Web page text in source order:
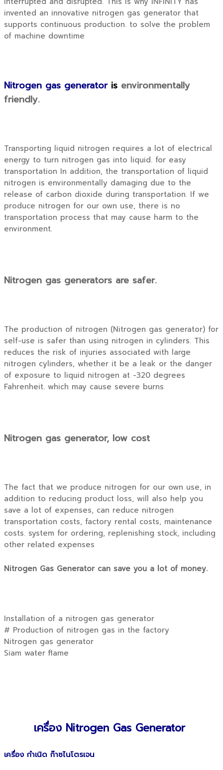
invented an innovative nitrogen gas generator that
supports continuous production. to solve the problem
of machine downtime
Nitrogen gas generatoris environmentally
friendly.
Transporting liquid nitrogen requires a lot of electrical
energy to turn nitrogen gas into liquid. for easy
transportation In addition, the transportation of liquid
nitrogen is environmentally damaging due to the
release of carbon dioxide during transportation. If we
produce nitrogen for our own use, there is no
transportation process that may cause harm to the
environment.
Nitrogen gas generators are safer.
The production of nitrogen (Nitrogen gas generator) for
self-use is safer than using nitrogen in cylinders. This
reduces the risk of injuries associated with large
nitrogen cylinders, whether it be a leak or the danger
of exposure to liquid nitrogen at -320 degrees
Fahrenheit. which may cause severe burns
Nitrogen gas generator, low cost
The fact that we produce nitrogen for our own use, in
addition to reducing product loss, will also help you
save a lot of expenses, can reduce nitrogen
transportation costs, factory rental costs, maintenance
costs. system for ordering, replenishing stock, including
other related expenses
Nitrogen Gas Generator can save you a lot of money.
Installation of a nitrogen gas generator
# Production of nitrogen gas in the factory
Nitrogen gas generator
Siam water flame
เครื่อง Nitrogen Gas Generator
เครื่อง กำเนิด ก๊าซไนโตรเจน